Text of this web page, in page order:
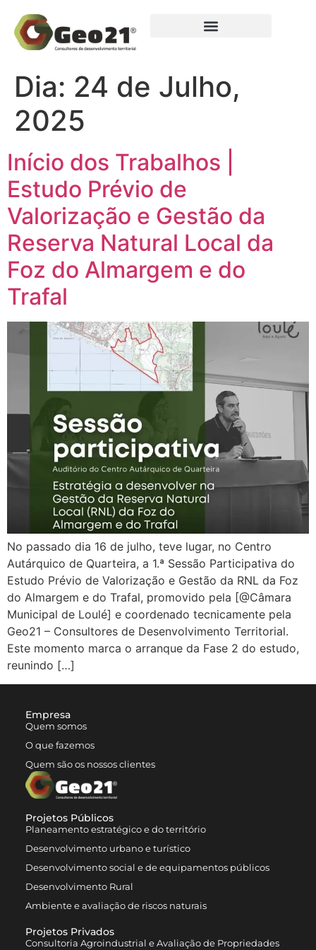
Dia: 24 de Julho,
2025
Início dos Trabalhos |
Estudo Prévio de
Valorização e Gestão da
Reserva Natural Local da
Foz do Almargem e do
Trafal
No passado dia 16 de julho, teve lugar, no Centro
Autárquico de Quarteira, a 1.ª Sessão Participativa do
Estudo Prévio de Valorização e Gestão da RNL da Foz
do Almargem e do Trafal, promovido pela [@Câmara
Municipal de Loulé] e coordenado tecnicamente pela
Geo21 – Consultores de Desenvolvimento Territorial.
Este momento marca o arranque da Fase 2 do estudo,
reunindo […]
Empresa
Quem somos
O que fazemos
Quem são os nossos clientes
Projetos Públicos
Planeamento estratégico e do território
Desenvolvimento urbano e turístico
Desenvolvimento social e de equipamentos públicos
Desenvolvimento Rural
Ambiente e avaliação de riscos naturais
Projetos Privados
Consultoria Agroindustrial e Avaliação de Propriedades